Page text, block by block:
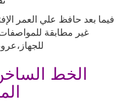
فيما بعد حافظ علي العمر
غير مطابقة
الخط